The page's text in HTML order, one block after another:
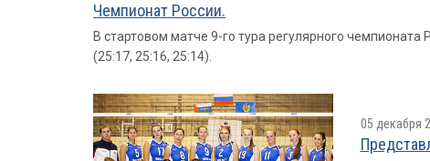
Чемпионат России.
В стартовом матче 9-го тура регулярного
(25:17, 25:16, 25:14).
05 декабря